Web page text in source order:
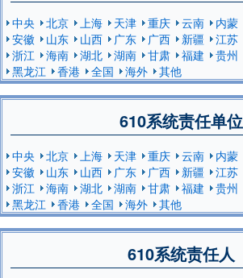
中央 北京 上海 天津 重庆 云南 内蒙
安徽
山东 山西 广东 广西 新疆 江苏
浙江
海南 湖北 湖南 甘肃 福建 贵州
黑龙江
香港 全国 海外 其他
610系统责任单位
中央 北京 上海 天津 重庆 云南 内蒙
安徽
山东 山西 广东 广西 新疆 江苏
浙江
海南 湖北 湖南 甘肃 福建 贵州
黑龙江
香港 全国 海外 其他
610系统责任人